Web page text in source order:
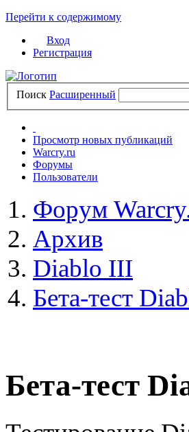
Перейти к содержимому
Вход
Регистрация
Поиск Расширенный
Просмотр новых публикаций
Warcry.ru
Форумы
Пользователи
Форум
Архив
Diablo III
Бета-тест
Бета-тест